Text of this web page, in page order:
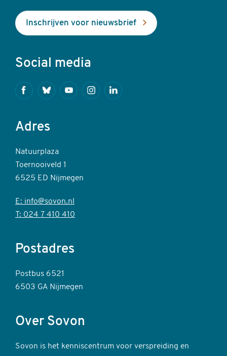
Inschrijven voor nieuwsbrief
Social media
FacebookBlueskyYoutubeInstagramLinkedin
Adres
Natuurplaza
Toernooiveld 1
6525 ED Nijmegen
E: info@sovon.nl
T: 024 7 410 410
Postadres
Postbus 6521
6503 GA Nijmegen
Over Sovon
Sovon is het kenniscentrum voor verspreiding en